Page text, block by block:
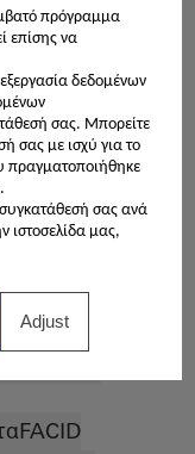
κάπνο
LEED
FACID
πρόγραμμα
επίσης να
δεδομένων
σας. Μπορείτε
σας με ισχύ για το
πραγματοποιήθηκε
σας ανά
ιστοσελίδα μας,
Adjust